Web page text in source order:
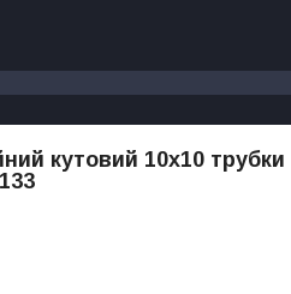
кутовий 10x10